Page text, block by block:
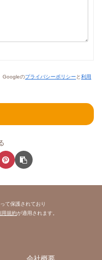
Googleのプライバシーポリシー と利用
て保護されており
用規約が適用されます。